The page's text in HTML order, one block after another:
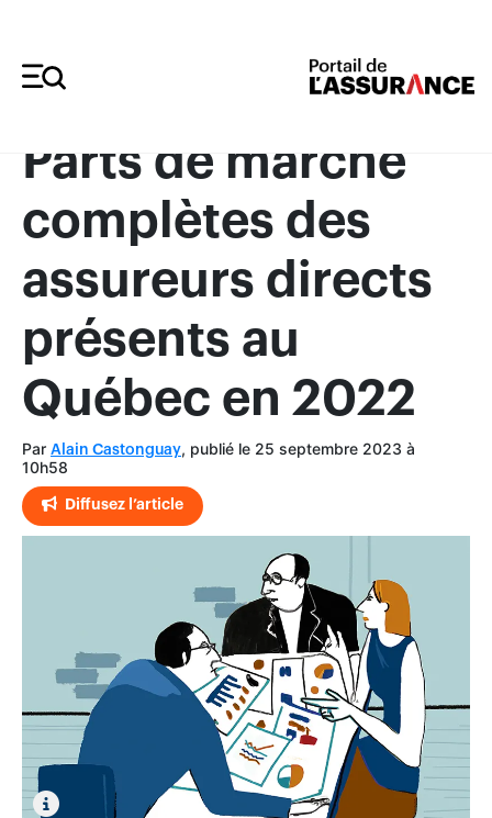
Parts de marché
complètes des
assureurs directs
présents au
Québec en 2022
Par Alain Castonguay, publié le 25 septembre 2023 à
10h58
Diffusez l’article